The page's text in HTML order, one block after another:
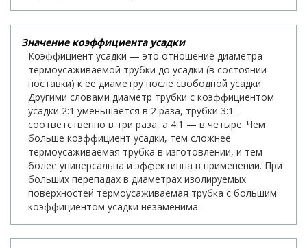
Значение коэффициента усадки
Коэффициент усадки — это отношение диаметра
термоусаживаемой трубки до усадки (в состоянии
поставки) к ее диаметру после свободной усадки.
Другими словами диаметр трубки с коэффициентом
усадки 2:1 уменьшается в 2 раза, трубки 3:1 -
соответственно в три раза, а 4:1 — в четыре. Чем
больше коэффициент усадки, тем сложнее
термоусаживаемая трубка в изготовлении, и тем
более универсальна и эффективна в применении. При
больших перепадах в диаметрах изолируемых
поверхностей термоусаживаемая трубка с большим
коэффициентом усадки незаменима.